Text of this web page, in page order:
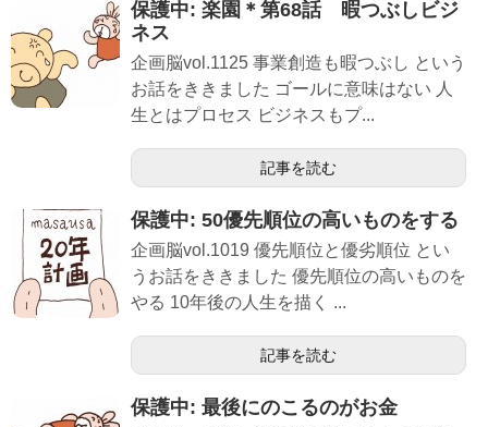
保護中: 楽園＊第68話 暇つぶしビジ
ネス
企画脳vol.1125 事業創造も暇つぶし という
お話をききました ゴールに意味はない 人
生とはプロセス ビジネスもプ...
記事を読む
保護中: 50優先順位の高いものをする
企画脳vol.1019 優先順位と優劣順位 とい
うお話をききました 優先順位の高いものを
やる 10年後の人生を描く ...
記事を読む
保護中: 最後にのこるのがお金